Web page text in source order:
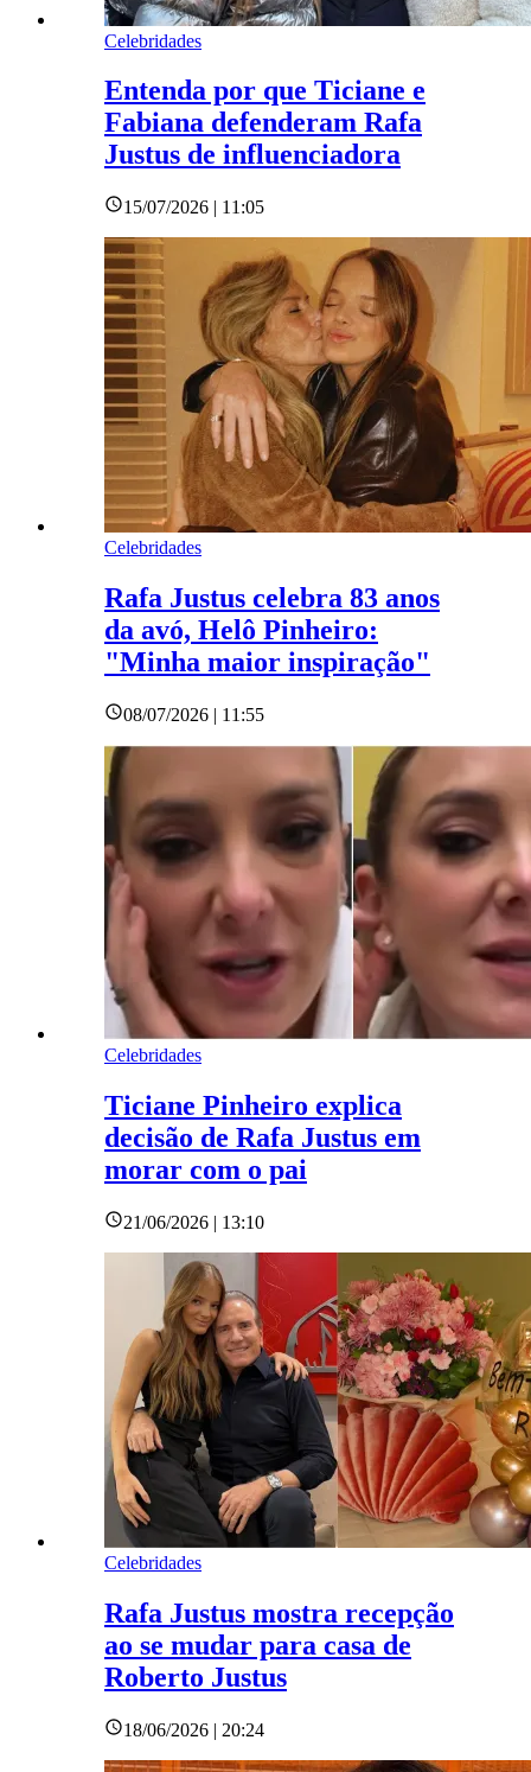
Celebridades
Entenda por que Ticiane e
Fabiana defenderam Rafa
Justus de influenciadora
15/07/2026 | 11:05
Celebridades
Rafa Justus celebra 83 anos
da avó, Helô Pinheiro:
"Minha maior inspiração"
08/07/2026 | 11:55
Celebridades
Ticiane Pinheiro explica
decisão de Rafa Justus em
morar com o pai
21/06/2026 | 13:10
Celebridades
Rafa Justus mostra recepção
ao se mudar para casa de
Roberto Justus
18/06/2026 | 20:24